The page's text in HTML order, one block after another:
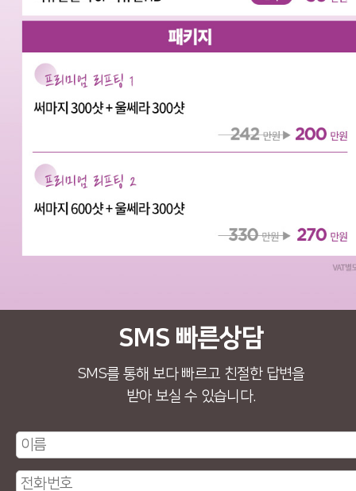
SMS 빠른상담
SMS를 통해 보다 빠르고 친절한 답변을
받아 보실 수 있습니다.